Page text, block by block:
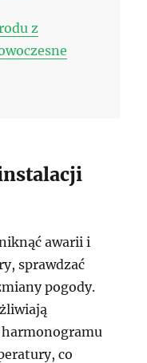
z
awarii i
sprawdzać
pogody.
co